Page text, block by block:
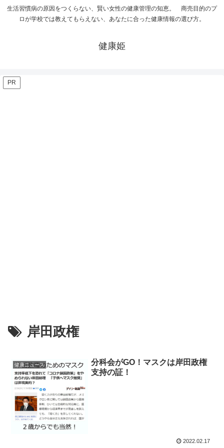
生活習慣病の原因をつくらない、賢い女性の健康管理の知恵。 商売目的のプ
ロが学校では教えてもらえない、あなたに合った健康情報の選び方。
健康姫
PR
岸田政権
健康ニュース
分科会がGO！マスクは岸田政権
支持の証！
2022.02.17